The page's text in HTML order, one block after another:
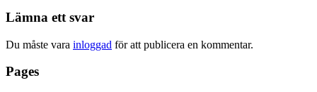
Lämna ett svar
Du måste vara inloggad för att publicera en kommentar.
Pages